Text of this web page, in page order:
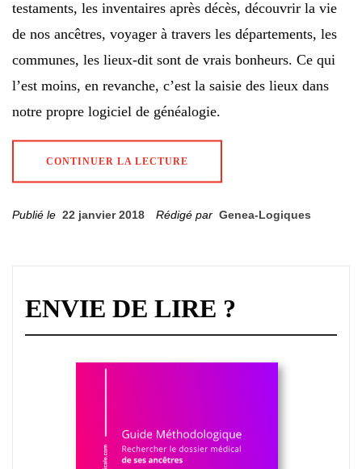
testaments, les inventaires après décès, découvrir la vie
de nos ancêtres, voyager à travers les départements, les
communes, les lieux-dit sont de vrais bonheurs. Ce qui
l’est moins, en revanche, c’est la saisie des lieux dans
notre propre logiciel de généalogie.
CONTINUER LA LECTURE
Publié le 22 janvier 2018 Rédigé par Genea-Logiques
ENVIE DE LIRE ?